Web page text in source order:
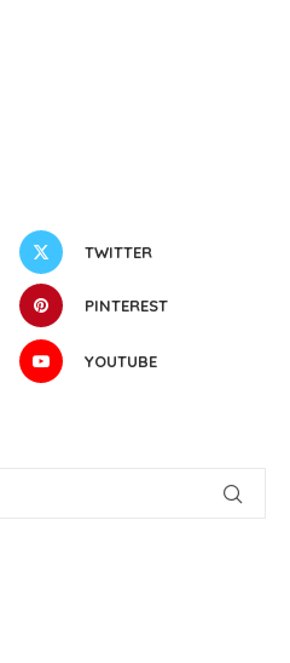
TWITTER
PINTEREST
YOUTUBE